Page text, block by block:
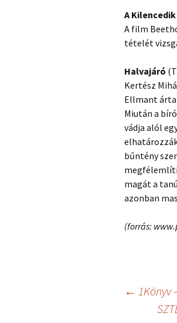
A
A film
tételét
Halvajáró
Kertész
Ellmant
Miután a
vádja alól
bűntény
magát a
azonban
(forrás:
Bejegyzés← 1Könyv